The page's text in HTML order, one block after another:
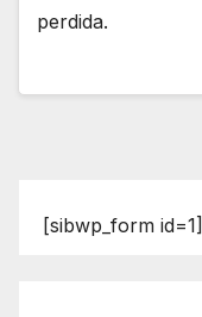
perdida.
[sibwp_form id=1]